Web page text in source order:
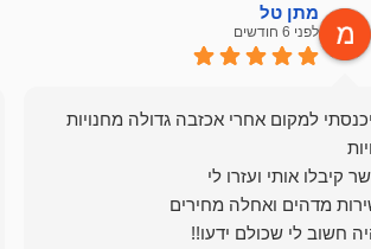
מתן טל
לפני 6 חודשים
למקום אחרי אכזבה גדולה מחנויות